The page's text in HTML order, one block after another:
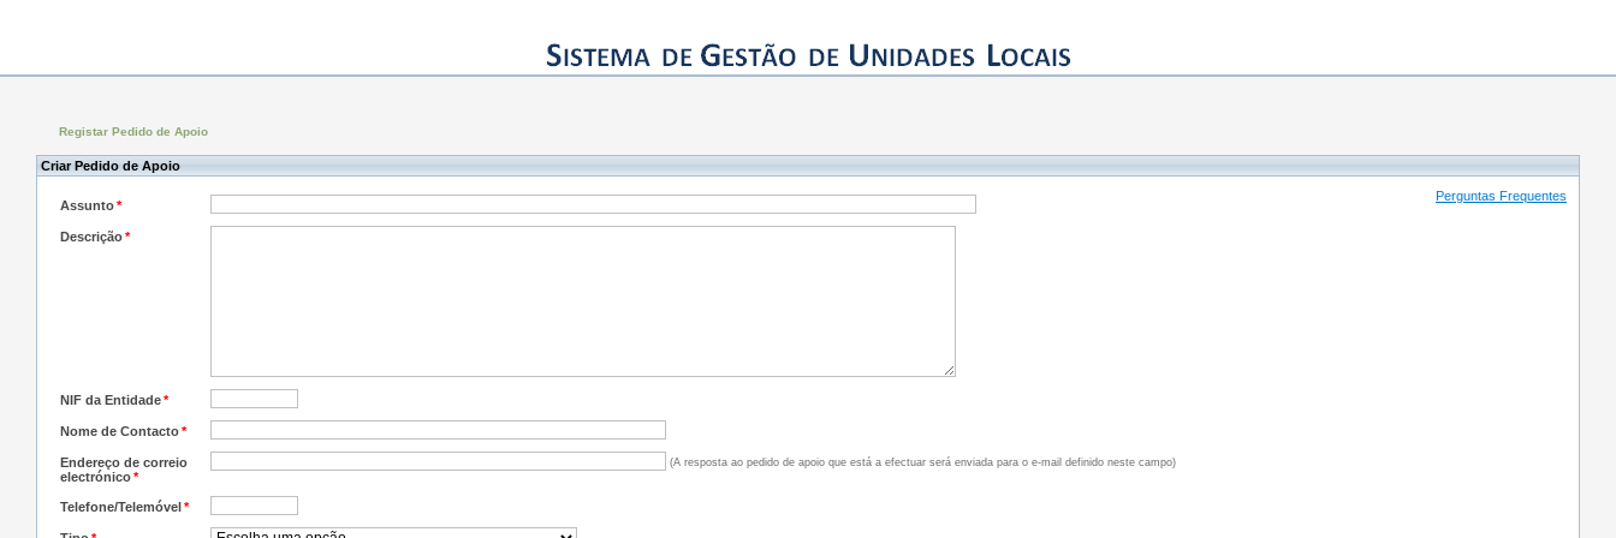
Registar Pedido de Apoio
Criar Pedido de Apoio
Perguntas Frequentes
Assunto*
Descrição*
NIF da Entidade*
Nome de Contacto*
Endereço de correio
electrónico*
(A resposta ao pedido de apoio que está a efectuar será enviada para o e-mail definido neste campo)
Telefone/Telemóvel*